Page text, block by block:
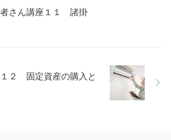
さん講座１１ 諸掛
２ 固定資産の購入と